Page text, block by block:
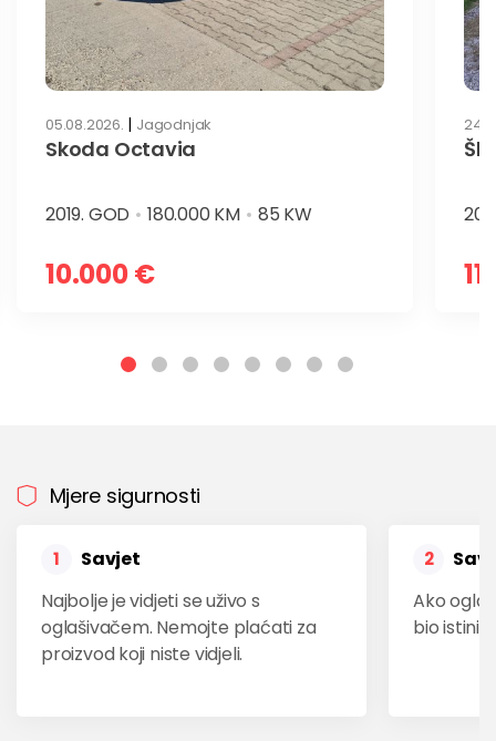
05.08.2026. | Jagodnjak
Skoda Octavia
2019. GOD 180.000 KM 85 KW
10.000 €
Mjere sigurnosti
1
Savjet
Najbolje je vidjeti se uživo s
oglašivačem. Nemojte plaćati za
proizvod koji niste vidjeli.
2
Ako
bio